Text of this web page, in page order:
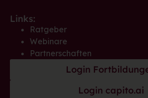
Links:
Ratgeber
Webinare
Partnerschaften
Login
Login capito.ai